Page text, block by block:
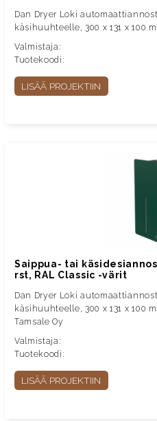
Dan Dryer Loki
käsihuuhteelle, 300 x 131 x 100
Valmistaja:
Tuotekoodi:
LISÄÄ PROJEKTIIN
Saippua- tai
rst, RAL Classic -värit
Dan Dryer Loki
käsihuuhteelle, 300 x 131 x 100
Tamsale Oy
Valmistaja:
Tuotekoodi:
LISÄÄ PROJEKTIIN